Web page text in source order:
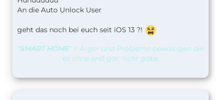
An die Auto Unlock User
geht das noch bei euch seit iOS 13 ?!
"SMART HOME" = Ärger und Probleme bewältigen die
es ohne erst gar nicht gäbe